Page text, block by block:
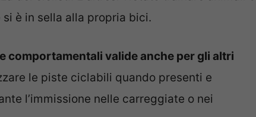
è in sella alla propria bici.
comportamentali valide anche per gli altri
le piste ciclabili quando presenti e
l’immissione nelle carreggiate o nei